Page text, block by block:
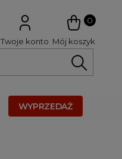
0
Mój koszyk
Twoje konto
WYPRZEDAŻ